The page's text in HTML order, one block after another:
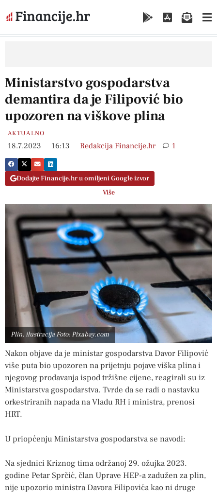
Ministarstvo gospodarstva
demantira da je Filipović bio
upozoren na viškove plina
AKTUALNO
18.7.2023 16:13 Redakcija Financije.hr 1
Dodajte Financije.hr u omiljeni Google izvor
Više
Plin, ilustracija Foto: Pixabay.com
Nakon objave da je ministar gospodarstva Davor Filipović
više puta bio upozoren na prijetnju pojave viška plina i
njegovog prodavanja ispod tržišne cijene, reagirali su iz
Ministarstva gospodarstva. Tvrde da se radi o nastavku
orkestriranih napada na Vladu RH i ministra, prenosi
HRT.
U priopćenju Ministarstva gospodarstva se navodi:
Na sjednici Kriznog tima održanoj 29. ožujka 2023.
godine Petar Sprčić, član Uprave HEP-a zadužen za plin,
nije upozorio ministra Davora Filipovića kao ni druge